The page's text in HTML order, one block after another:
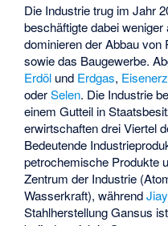
Die Industrie trug im Jahr
beschäftigte dabei
dominieren der Abbau
sowie das Baugewerbe.
Erdöl und Erdgas, Eisenerz
oderSelen. Die Industrie
einem Gutteil in
erwirtschaften drei Viertel
Bedeutende
petrochemische Produkte
Zentrum der Industrie
Wasserkraft), während
Stahlherstellung Gansus